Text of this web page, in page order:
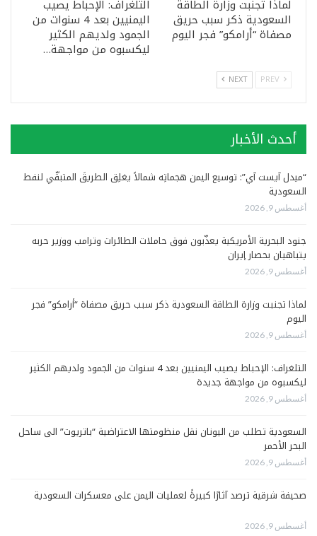
لماذا تجنبت وزارة الطاقة
السعودية ذكر سبب حريق
مصفاة “أرامكو” فجر اليوم
التلغراف: الإحباط يصيب
اليمنيين بعد 4 سنوات من
الجمود ولديهم الكثير
ليكسبوه من مواجهة…
NEXT
أحدث الأخبار
“ميدل آيست آي”: توسيع اليمن هجماتِه شمالاً يغلِق الطريقَ المتبقّي لنفط
السعودية
أغسطس 9, 2026
جنود البحرية الأمريكية يعذّبون فوق حاملات الطائرات وترامب ووزير حربه
يتباهيان بحصار إيران
أغسطس 9, 2026
لماذا تجنبت وزارة الطاقة السعودية ذكر سبب حريق مصفاة “أرامكو” فجر
اليوم
أغسطس 9, 2026
التلغراف: الإحباط يصيب اليمنيين بعد 4 سنوات من الجمود ولديهم الكثير
ليكسبوه من مواجهة جديدة
أغسطس 9, 2026
السعودية تطلب من اليونان نقل منظومتها الاعتراضية “باتريوت” الى ساحل
البحر الأحمر
أغسطس 9, 2026
صحيفة شرقية ترصد آثارًا كبيرةً لعمليات اليمن على معسكرات السعودية
أغسطس 9, 2026